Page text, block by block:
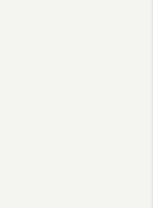
ご購入をご
フリーダイ